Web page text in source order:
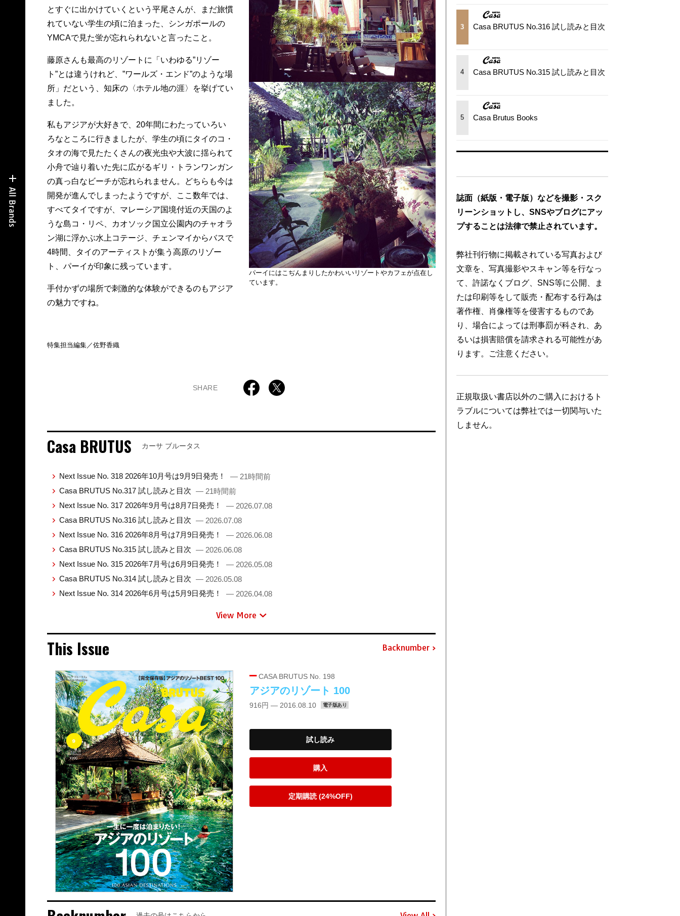
とすぐに出かけていくという平尾さんが、まだ旅慣
れていない学生の頃に泊まった、シンガポールの
YMCAで見た蛍が忘れられないと言ったこと。
藤原さんも最高のリゾートに「いわゆる”リゾー
ト”とは違うけれど、”ワールズ・エンド”のような場
所」だという、知床の〈ホテル地の涯〉を挙げてい
ました。
私もアジアが大好きで、20年間にわたっていろい
ろなところに行きましたが、学生の頃にタイのコ・
タオの海で見たたくさんの夜光虫や大波に揺られて
小舟で辿り着いた先に広がるギリ・トランワンガン
の真っ白なビーチが忘れられません。どちらも今は
開発が進んでしまったようですが、ここ数年では、
すべてタイですが、マレーシア国境付近の天国のよ
うな島コ・リペ、カオソック国立公園内のチャオラ
ン湖に浮かぶ水上コテージ、チェンマイからバスで
4時間、タイのアーティストが集う高原のリゾー
ト、パーイが印象に残っています。
手付かずの場所で刺激的な体験ができるのもアジア
の魅力ですね。
パーイにはこぢんまりしたかわいいリゾートやカフェが点在し
ています。
特集担当編集／佐野香織
SHARE
Casa BRUTUS カーサ ブルータス
Next Issue No. 318 2026年10月号は9月9日発売！
— 21時間前
Casa BRUTUS No.317 試し読みと目次 — 21時間前
Next Issue No. 317 2026年9月号は8月7日発売！
— 2026.07.08
Casa BRUTUS No.316 試し読みと目次 — 2026.07.08
Next Issue No. 316 2026年8月号は7月9日発売！
— 2026.06.08
Casa BRUTUS No.315 試し読みと目次 — 2026.06.08
Next Issue No. 315 2026年7月号は6月9日発売！
— 2026.05.08
Casa BRUTUS No.314 試し読みと目次 — 2026.05.08
Next Issue No. 314 2026年6月号は5月9日発売！
— 2026.04.08
View More
This Issue Backnumber
CASA BRUTUS No. 198
アジアのリゾート 100
916円 — 2016.08.10 電子版あり
試し読み
購入
定期購読 (24%OFF)
3 Casa BRUTUS No.316 試し読みと目次
4 Casa BRUTUS No.315 試し読みと目次
5 Casa Brutus Books
誌面（紙版・電子版）などを撮影・スク
リーンショットし、SNSやブログにアッ
プすることは法律で禁止されています。
弊社刊行物に掲載されている写真および
文章を、写真撮影やスキャン等を行なっ
て、許諾なくブログ、SNS等に公開、ま
たは印刷等をして販売・配布する行為は
著作権、肖像権等を侵害するものであ
り、場合によっては刑事罰が科され、あ
るいは損害賠償を請求される可能性があ
ります。ご注意ください。
正規取扱い書店以外のご購入におけるト
ラブルについては弊社では一切関与いた
しません。